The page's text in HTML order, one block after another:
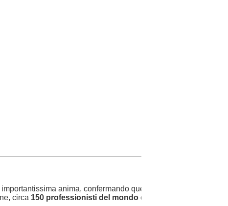
anima, confermando quel ruolo di polo
circa 150 professionisti del mondo dell’educazione